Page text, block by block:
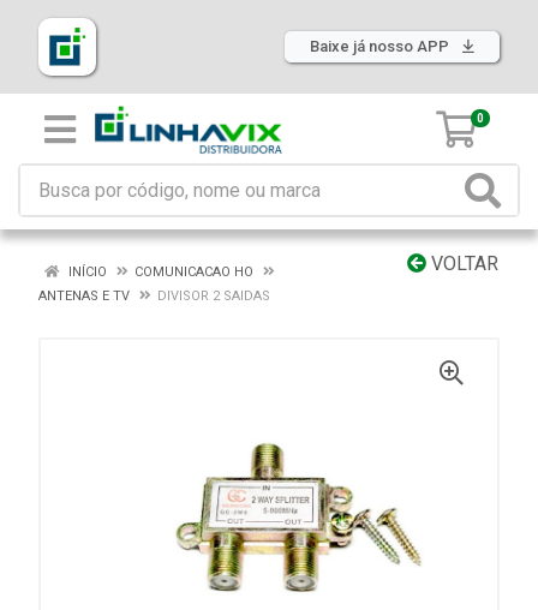
Baixe já nosso APP
0
VOLTAR
INÍCIO
COMUNICACAO HO
ANTENAS E TV
DIVISOR 2 SAIDAS